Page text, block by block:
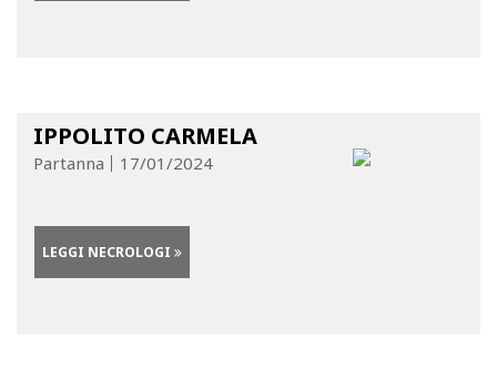
IPPOLITO CARMELA
Partanna 17/01/2024
LEGGI NECROLOGI